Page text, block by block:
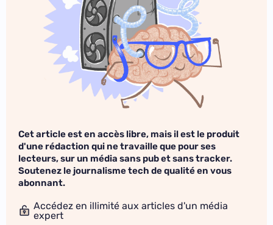
Cet article est en accès libre, mais il est le produit
d'une rédaction qui ne travaille que pour ses
lecteurs, sur un média sans pub et sans tracker.
Soutenez le journalisme tech de qualité en vous
abonnant.
Accédez en illimité aux articles d'un média
expert